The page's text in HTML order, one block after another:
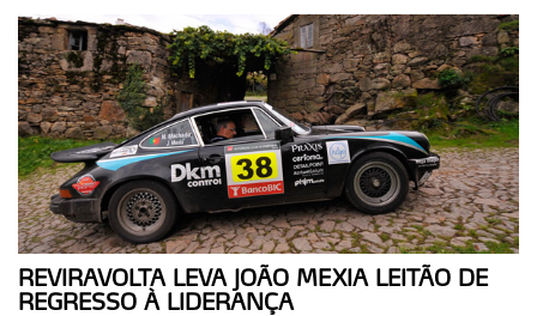
REVIRAVOLTA LEVA JOÃO MEXIA LEITÃO DE
REGRESSO À LIDERANÇA